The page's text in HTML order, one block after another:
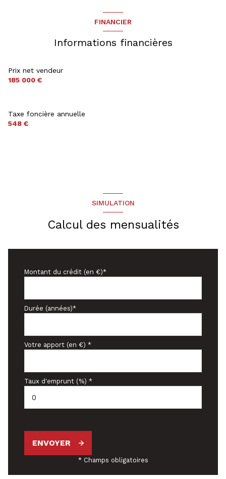
FINANCIER
Informations financières
Prix net vendeur
185 000 €
Taxe foncière annuelle
548 €
SIMULATION
Calcul des mensualités
Montant du crédit (en €)*
Durée (années)*
Votre apport (en €) *
Taux d'emprunt (%) *
ENVOYER
* Champs obligatoires